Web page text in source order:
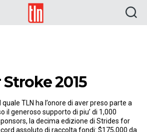
TLN
2015
TLN ha l’onore di aver preso parte a
il generoso supporto di piu’ di 1,000
la decima edizione di Strides for
assoluto di raccolta fondi: $175,000 da